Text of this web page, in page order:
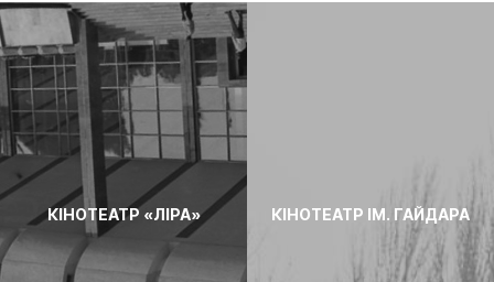
КІНОТЕАТР «ЛІРА» КІНОТЕАТР ІМ. ГАЙДАРА